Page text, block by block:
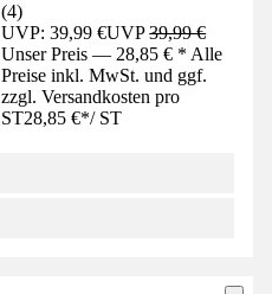
(4)
UVP: 39,99 €UVP39,99 €
Unser Preis — 28,85 € * Alle
Preise inkl. MwSt. und ggf.
zzgl. Versandkosten pro
ST28,85 €*/ ST